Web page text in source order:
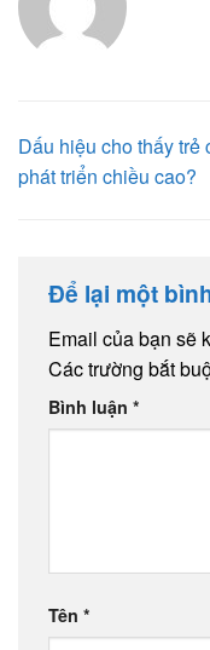
Dấu hiệu cho thấy trẻ
phát triển chiều cao?
Để lại một
Email của bạn sẽ
Các trường bắt
Bình luận *
Tên *